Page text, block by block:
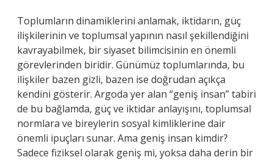
Toplumların dinamiklerini anlamak, iktidarın, güç
ilişkilerinin ve toplumsal yapının nasıl şekillendiğini
kavrayabilmek, bir siyaset bilimcisinin en önemli
görevlerinden biridir. Günümüz toplumlarında, bu
ilişkiler bazen gizli, bazen ise doğrudan açıkça
kendini gösterir. Argoda yer alan “geniş insan” tabiri
de bu bağlamda, güç ve iktidar anlayışını, toplumsal
normlara ve bireylerin sosyal kimliklerine dair
önemli ipuçları sunar. Ama geniş insan kimdir?
Sadece fiziksel olarak geniş mi, yoksa daha derin bir